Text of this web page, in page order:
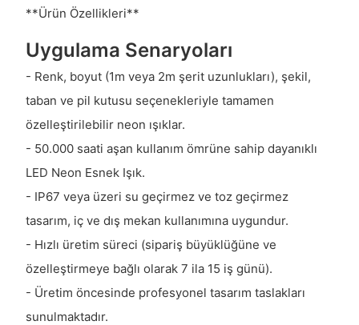
**Ürün Özellikleri**
Uygulama Senaryoları
- Renk, boyut (1m veya 2m şerit uzunlukları), şekil,
taban ve pil kutusu seçenekleriyle tamamen
özelleştirilebilir neon ışıklar.
- 50.000 saati aşan kullanım ömrüne sahip dayanıklı
LED Neon Esnek Işık.
- IP67 veya üzeri su geçirmez ve toz geçirmez
tasarım, iç ve dış mekan kullanımına uygundur.
- Hızlı üretim süreci (sipariş büyüklüğüne ve
özelleştirmeye bağlı olarak 7 ila 15 iş günü).
- Üretim öncesinde profesyonel tasarım taslakları
sunulmaktadır.